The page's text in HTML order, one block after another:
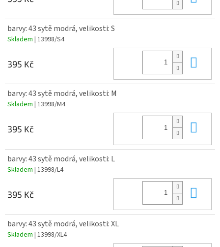
barvy: 43 sytě modrá, velikosti: S
Skladem | 13998/S4
395 Kč
barvy: 43 sytě modrá, velikosti: M
Skladem | 13998/M4
395 Kč
barvy: 43 sytě modrá, velikosti: L
Skladem | 13998/L4
395 Kč
barvy: 43 sytě modrá, velikosti: XL
Skladem | 13998/XL4